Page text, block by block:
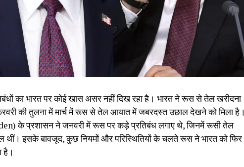
का भारत पर कोई खास असर नहीं दिख रहा है। भारत ने रूस से तेल खरीदना
की तुलना में मार्च में रूस से तेल आयात में जबरदस्त उछाल देखने को मिला है।
के प्रशासन ने जनवरी में रूस पर कड़े प्रतिबंध लगाए थे, जिनमें रूसी तेल
थीं। इसके बावजूद, कुछ नियमों और परिस्थितियों के चलते रूस ने भारत को फिर
है।